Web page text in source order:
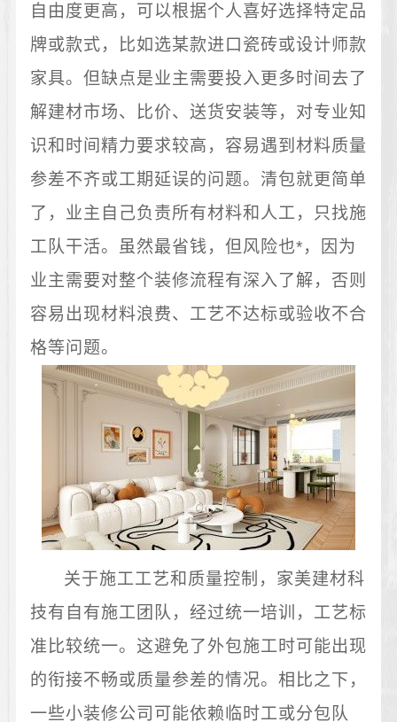
自由度更高，可以根据个人喜好选择特定品
牌或款式，比如选某款进口瓷砖或设计师款
家具。但缺点是业主需要投入更多时间去了
解建材市场、比价、送货安装等，对专业知
识和时间精力要求较高，容易遇到材料质量
参差不齐或工期延误的问题。清包就更简单
了，业主自己负责所有材料和人工，只找施
工队干活。虽然最省钱，但风险也*，因为
业主需要对整个装修流程有深入了解，否则
容易出现材料浪费、工艺不达标或验收不合
格等问题。
关于施工工艺和质量控制，家美建材科
技有自有施工团队，经过统一培训，工艺标
准比较统一。这避免了外包施工时可能出现
的衔接不畅或质量参差的情况。相比之下，
一些小装修公司可能依赖临时工或分包队